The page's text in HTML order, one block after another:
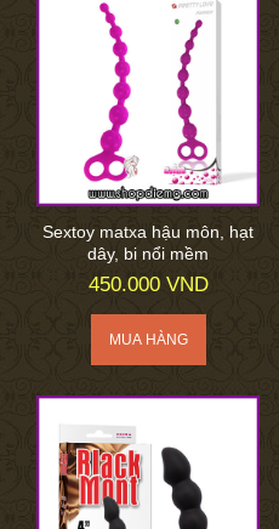
Sextoy matxa hậu môn, hạt
dây, bi nổi mềm
450.000 VND